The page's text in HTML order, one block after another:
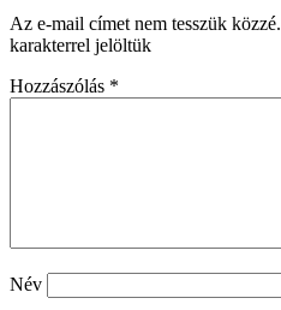
Az e-mail címet nem tesszük közzé.
karakterrel jelöltük
Hozzászólás *
Név